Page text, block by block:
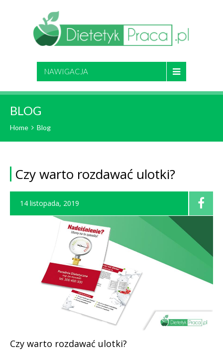
NAWIGACJA
BLOG
Home Blog
Czy warto rozdawać ulotki?
14 listopada, 2019
Czy warto rozdawać ulotki?